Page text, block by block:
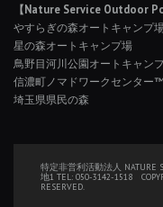
【Nature Service Outdoor
やすらぎの森オートキャンプ
星の森オートキャンプ場
鳥野目河川公園オートキャン
信濃町ノマドワークセンター™
埼玉県県民の森
特定非営利活動法人 NATURE
地1 TEL: 050-3142-1518
RESERVED.